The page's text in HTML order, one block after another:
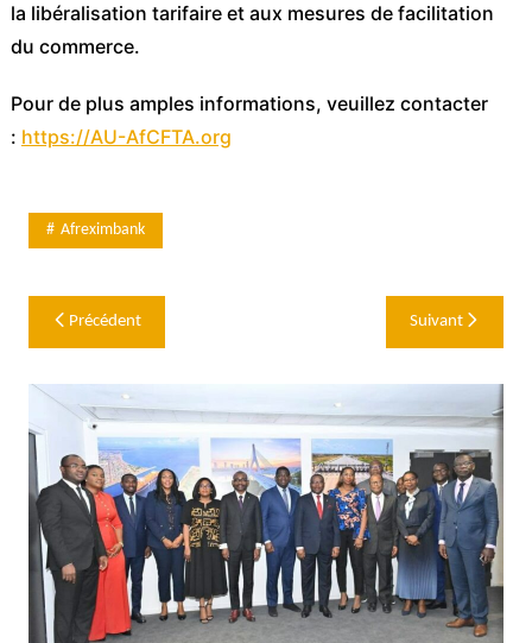
la libéralisation tarifaire et aux mesures de facilitation
du commerce.
Pour de plus amples informations, veuillez contacter
: https://AU-AfCFTA.org
Afreximbank
Navigation
de
l’article
Précédent Suivant